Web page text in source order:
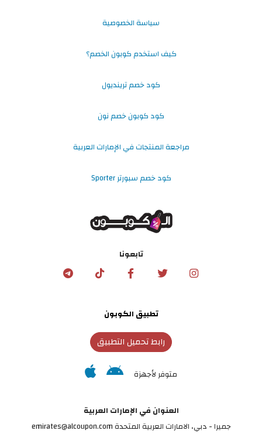
سياسة الخصوصية
كيف استخدم كوبون الخصم؟
كود خصم ترينديول
كود كوبون خصم نون
مراجعة المنتجات في الإمارات العربية
كود خصم سبورتر Sporter
تابعونا
تطبيق الكوبون
رابط تحميل التطبيق
متوفر لأجهزة
العنوان في الإمارات العربية
جميرا - دبي، الامارات العربية المتحدة emirates@alcoupon.com